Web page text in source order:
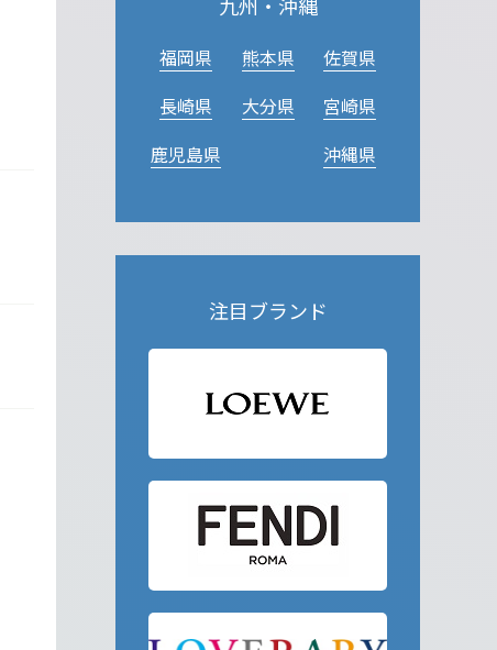
福岡県 熊本県
佐賀県
長崎県
大分県
宮崎県
鹿児島県
沖縄県
注目ブランド